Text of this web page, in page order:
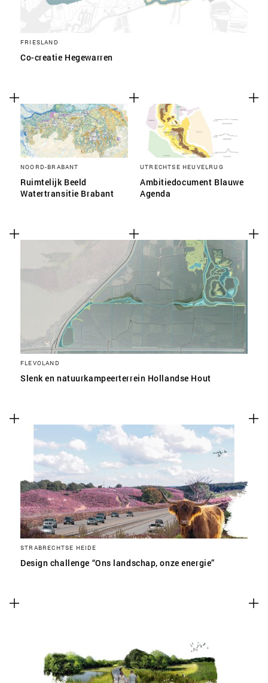
FRIESLAND
Co-creatie Hegewarren
NOORD-BRABANT
Ruimtelijk Beeld
Watertransitie Brabant
UTRECHTSE HEUVELRUG
Ambitiedocument Blauwe
Agenda
FLEVOLAND
Slenk en natuurkampeerterrein Hollandse Hout
STRABRECHTSE HEIDE
Design challenge “Ons landschap, onze energie”